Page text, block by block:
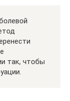
так, чтобы